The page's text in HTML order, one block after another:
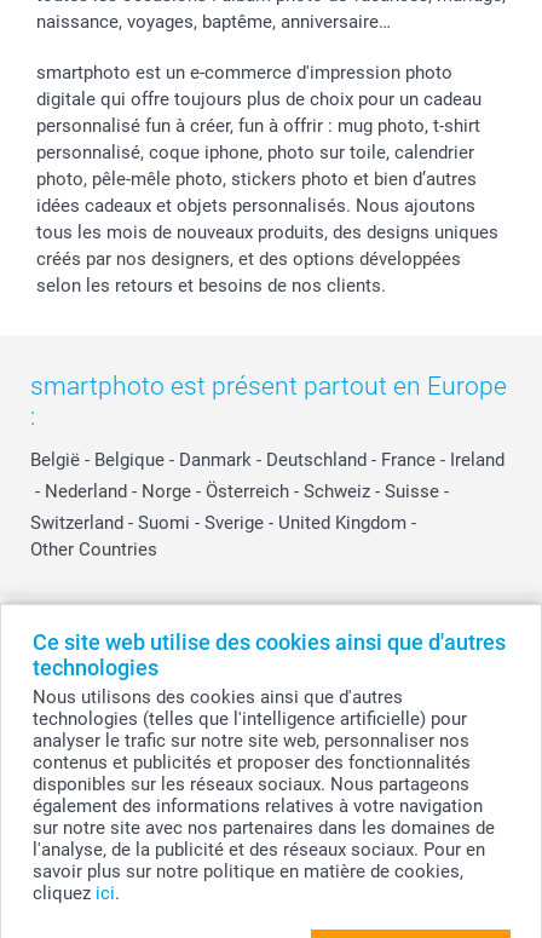
Ce site web utilise des cookies ainsi que d'autres
technologies
Nous utilisons des cookies ainsi que d'autres
technologies (telles que l'intelligence artificielle) pour
analyser le trafic sur notre site web, personnaliser nos
contenus et publicités et proposer des fonctionnalités
disponibles sur les réseaux sociaux. Nous partageons
également des informations relatives à votre navigation
sur notre site avec nos partenaires dans les domaines de
l'analyse, de la publicité et des réseaux sociaux. Pour en
savoir plus sur notre politique en matière de cookies,
cliquez ici.
naissance, voyages, baptême, anniversaire…
smartphoto est un e-commerce d'impression photo
digitale qui offre toujours plus de choix pour un cadeau
personnalisé fun à créer, fun à offrir : mug photo, t-shirt
personnalisé, coque iphone, photo sur toile, calendrier
photo, pêle-mêle photo, stickers photo et bien d’autres
idées cadeaux et objets personnalisés. Nous ajoutons
tous les mois de nouveaux produits, des designs uniques
créés par nos designers, et des options développées
selon les retours et besoins de nos clients.
smartphoto est présent partout en Europe
:
België - Belgique - Danmark - Deutschland - France - Ireland
- Nederland - Norge - Österreich - Schweiz - Suisse -
Switzerland - Suomi - Sverige - United Kingdom -
Other Countries
© smartphoto group. Tous droits réservés
smartphoto group SA.
Siège social : Kwatrechtsteenweg 160, 9230 Wetteren, Belgique
Numéro de TVA BE 0405.706.755
Numéro d'entreprise 0405.706.755.
Coordonnées bancaires: IBAN BE71 2850 2711 5569 - BIC: GEBABEBB
Tous les prix sont en EURO (€), TVA incluse et hors frais de port.